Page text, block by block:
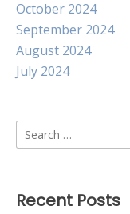
October 2024
September 2024
August 2024
July 2024
Search
for:
Recent Posts